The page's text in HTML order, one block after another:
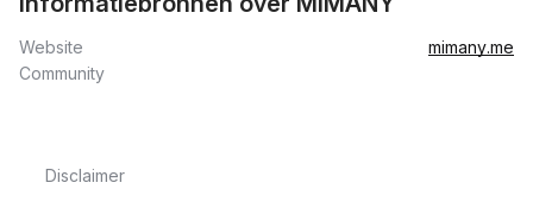
Website
mimany.me
Community
Disclaimer